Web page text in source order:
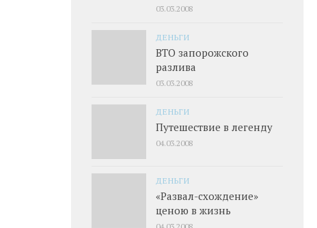
03.03.2008
ДЕНЬГИ
ВТО запорожского
разлива
03.03.2008
ДЕНЬГИ
Путешествие в легенду
04.03.2008
ДЕНЬГИ
«Развал-схождение»
ценою в жизнь